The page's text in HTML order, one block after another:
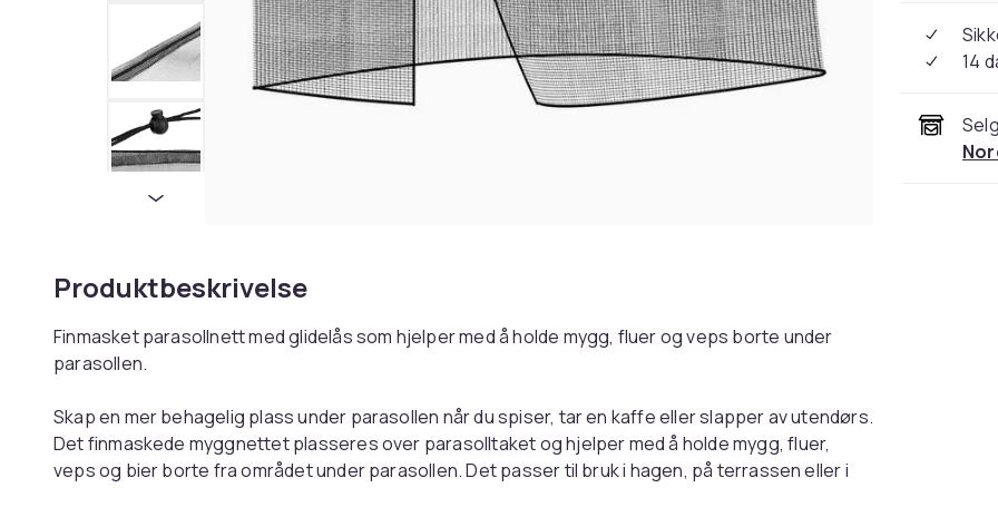
Produktbeskrivelse
Finmasket parasollnett med glidelås som hjelper med å holde mygg, fluer og veps borte under
parasollen.
Skap en mer behagelig plass under parasollen når du spiser, tar en kaffe eller slapper av utendørs.
Det finmaskede myggnettet plasseres over parasolltaket og hjelper med å holde mygg, fluer,
veps og bier borte fra området under parasollen. Det passer til bruk i hagen, på terrassen eller i
14